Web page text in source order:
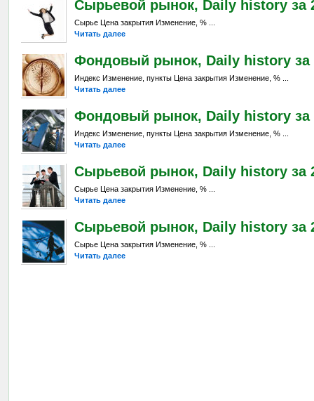
Сырьевой рынок, Daily history за
Сырье Цена закрытия Изменение, % ...
Читать далее
Фондовый рынок, Daily history за
Индекс Изменение, пункты Цена закрытия Изменение, % ...
Читать далее
Фондовый рынок, Daily history за
Индекс Изменение, пункты Цена закрытия Изменение, % ...
Читать далее
Сырьевой рынок, Daily history за
Сырье Цена закрытия Изменение, % ...
Читать далее
Сырьевой рынок, Daily history за
Сырье Цена закрытия Изменение, % ...
Читать далее